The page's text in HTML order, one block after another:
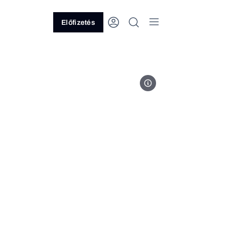
Előfizetés
Fotó: Zomborácz Iván / Forbes